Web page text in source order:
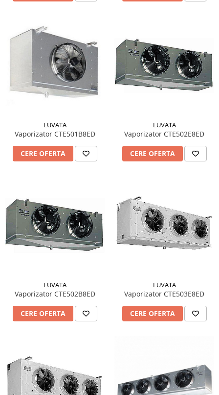
LUVATA
Vaporizator CTE501B8ED
CERE OFERTA
LUVATA
Vaporizator CTE502E8ED
CERE OFERTA
LUVATA
Vaporizator CTE502B8ED
CERE OFERTA
LUVATA
Vaporizator CTE503E8ED
CERE OFERTA